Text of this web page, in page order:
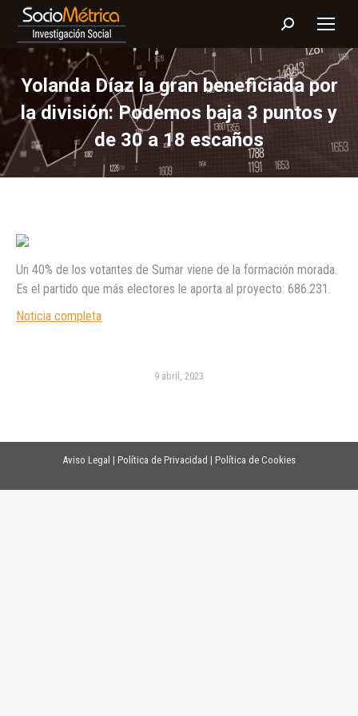
Buscar:
Yolanda Díaz la gran beneficiada por
la división: Podemos baja 3 puntos y
de 30 a 18 escaños
Un 40% de los votantes de Sumar viene de la formación morada.
Es el partido que más electores le aporta al proyecto: 686.231.
Noticia completa
9 abril, 2023
Aviso Legal | Política de Privacidad | Política de Cookies